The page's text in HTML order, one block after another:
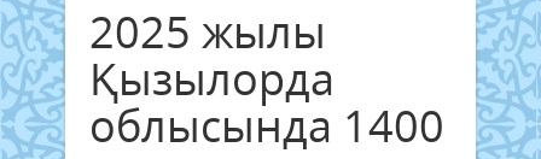
2025 жылы
Қызылорда
облысында 1400